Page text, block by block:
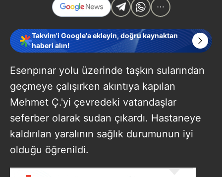
Takvim'i Google'a ekleyin, doğru kaynaktan
haberi alın!
Esenpınar yolu üzerinde taşkın sularından
geçmeye çalışırken akıntıya kapılan
Mehmet Ç.'yi çevredeki vatandaşlar
seferber olarak sudan çıkardı. Hastaneye
kaldırılan yaralının sağlık durumunun iyi
olduğu öğrenildi.